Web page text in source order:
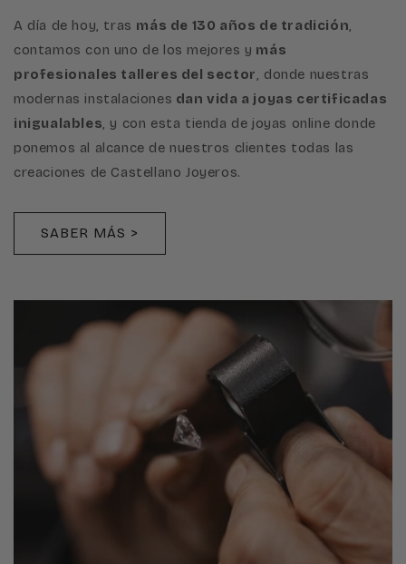
A día de hoy, tras más de 130 años de tradición,
contamos con uno de los mejores y más
profesionales talleres del sector, donde nuestras
modernas instalaciones dan vida a joyas certificadas
inigualables, y con esta tienda de joyas online donde
ponemos al alcance de nuestros clientes todas las
creaciones de Castellano Joyeros.
SABER MÁS >